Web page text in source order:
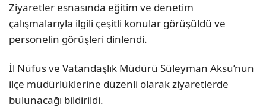
Ziyaretler esnasında eğitim ve denetim
çalışmalarıyla ilgili çeşitli konular görüşüldü ve
personelin görüşleri dinlendi.
İl Nüfus ve Vatandaşlık Müdürü Süleyman Aksu’nun
ilçe müdürlüklerine düzenli olarak ziyaretlerde
bulunacağı bildirildi.